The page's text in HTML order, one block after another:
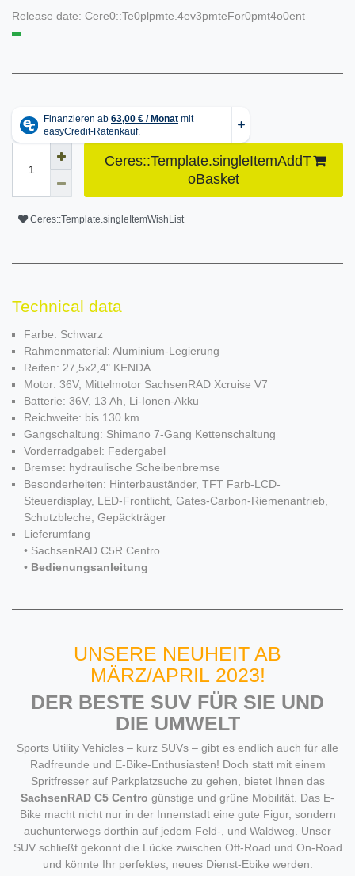
Release date: Cere0::Te0plpmte.4ev3pmteFor0pmt4o0ent
Ceres::Template.singleItemAddT
oBasket
Ceres::Template.singleItemWishList
Technical data
Farbe: Schwarz
Rahmenmaterial: Aluminium-Legierung
Reifen: 27,5x2,4" KENDA
Motor: 36V, Mittelmotor SachsenRAD Xcruise V7
Batterie: 36V, 13 Ah, Li-Ionen-Akku
Reichweite: bis 130 km
Gangschaltung: Shimano 7-Gang Kettenschaltung
Vorderradgabel: Federgabel
Bremse: hydraulische Scheibenbremse
Besonderheiten: Hinterbauständer, TFT Farb-LCD-
Steuerdisplay, LED-Frontlicht, Gates-Carbon-Riemenantrieb,
Schutzbleche, Gepäckträger
Lieferumfang
• SachsenRAD C5R Centro
• Bedienungsanleitung
UNSERE NEUHEIT AB
MÄRZ/APRIL 2023!
DER BESTE SUV FÜR SIE UND
DIE UMWELT
Sports Utility Vehicles – kurz SUVs – gibt es endlich auch für alle
Radfreunde und E-Bike-Enthusiasten! Doch statt mit einem
Spritfresser auf Parkplatzsuche zu gehen, bietet Ihnen das
SachsenRAD C5 Centro günstige und grüne Mobilität. Das E-
Bike macht nicht nur in der Innenstadt eine gute Figur, sondern
auchunterwegs dorthin auf jedem Feld-, und Waldweg. Unser
SUV schließt gekonnt die Lücke zwischen Off-Road und On-Road
und könnte Ihr perfektes, neues Dienst-Ebike werden.